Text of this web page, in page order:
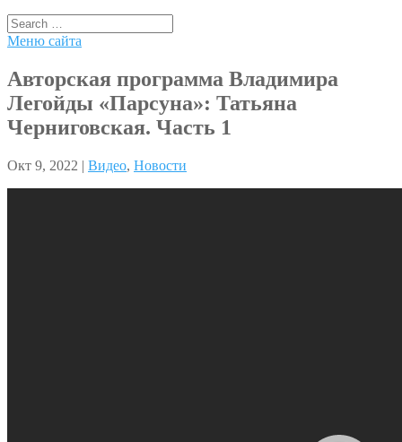
Меню сайта
Авторская программа Владимира
Легойды «Парсуна»: Татьяна
Черниговская. Часть 1
Окт 9, 2022 | Видео, Новости